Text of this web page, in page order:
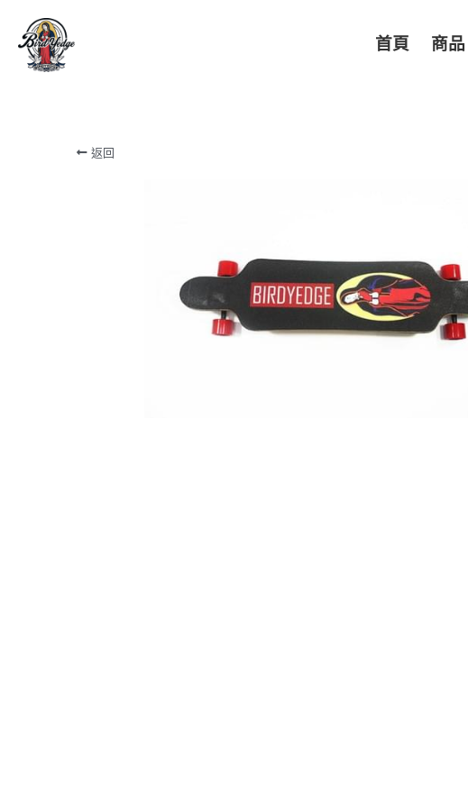
首頁 商品
返回